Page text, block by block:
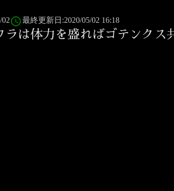
access_time 最終更新日:2020/05/02 16:18
は体力を盛ればゴテンクス